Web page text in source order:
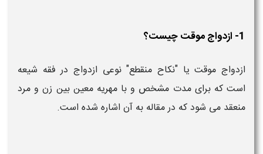
1- ازدواج موقت چیست؟
ازدواج موقت یا "نکاح منقطع" نوعی ازدواج در فقه شیعه
است که برای مدت مشخص و با مهریه معین بین زن و مرد
منعقد می شود که در مقاله به آن اشاره شده است.